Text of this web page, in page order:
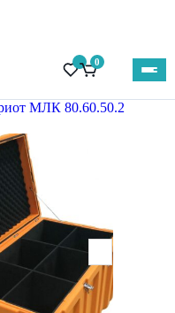
0
МЛК 80.60.50.2